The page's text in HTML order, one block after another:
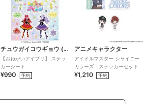
チュウガイコウギョウ (Chugai Mining)
【おねがいアイプリ】 ステッ
カーシート
¥990 予約
アニメキャラクター
アイドルマスター シャイニー
カラーズ ステッカーセット
(283プロ シーズ)
¥1,210 予約